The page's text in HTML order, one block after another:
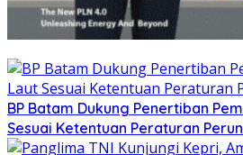
BP Batam Dukung Penertiban
Sesuai Ketentuan Peraturan